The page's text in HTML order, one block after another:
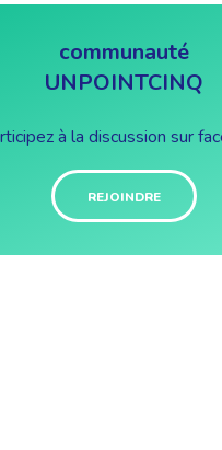
communauté
UNPOINTCINQ
à la discussion sur
REJOINDRE